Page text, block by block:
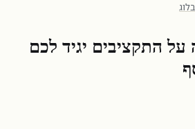
על התקציבים יגיד לכם